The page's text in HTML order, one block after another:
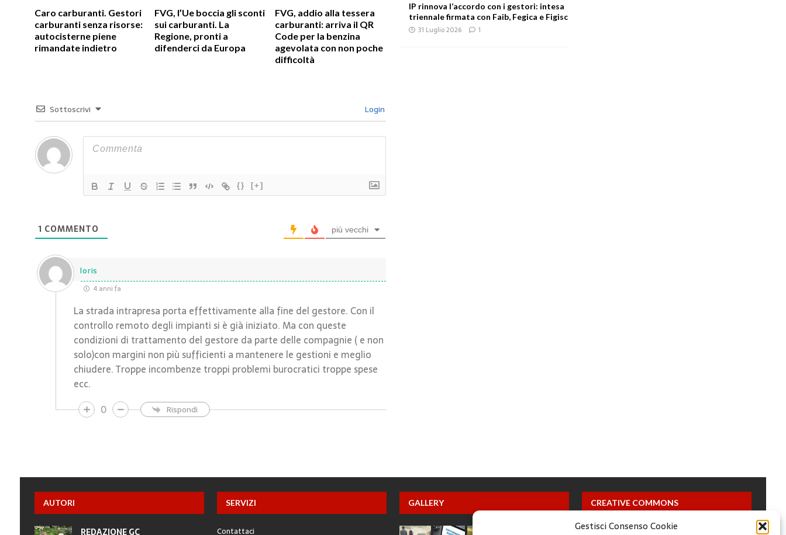
Gestisci Consenso Cookie
Caro carburanti. Gestori
carburanti senza risorse:
autocisterne piene
rimandate indietro
FVG, l’Ue boccia gli sconti
sui carburanti. La
Regione, pronti a
difenderci da Europa
FVG, addio alla tessera
carburanti: arriva il QR
Code per la benzina
agevolata con non poche
difficoltà
Sottoscrivi Login
{} [+]
1 COMMENTO più vecchi
loris
4 anni fa
La strada intrapresa porta effettivamente alla fine del gestore. Con il
controllo remoto degli impianti si è già iniziato. Ma con queste
condizioni di trattamento del gestore da parte delle compagnie ( e non
solo)con margini non più sufficienti a mantenere le gestioni e meglio
chiudere. Troppe incombenze troppi problemi burocratici troppe spese
ecc.
0
Rispondi
IP rinnova l’accordo con i gestori: intesa
triennale firmata con Faib, Fegica e Figisc
31 Luglio 2026 1
AUTORI
REDAZIONE GC
SERVIZI
Contattaci
GALLERY CREATIVE COMMONS
Questa opera è concessa in licenza con i termini